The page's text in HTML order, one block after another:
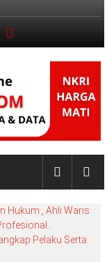
Hukum , Ahli Waris
Pelaku Serta